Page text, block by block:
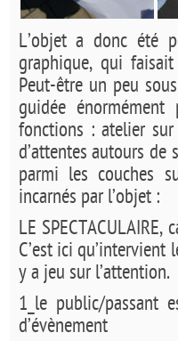
L’objet a donc été
graphique, qui
Peut-être un peu
guidée
fonctions : atelier
d’attentes autours
parmi les couches
incarnés par l’objet :
LE
C’est ici
y a jeu sur l’attention.
1_le public/passant
d’évènement